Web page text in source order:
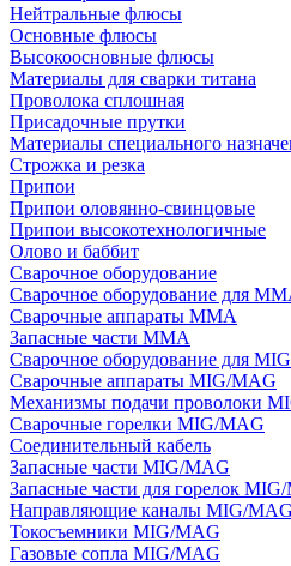
Нейтральные флюсы
Основные флюсы
Высокоосновные флюсы
Материалы для сварки титана
Проволока сплошная
Присадочные прутки
Материалы специального
Строжка и резка
Припои
Припои оловянно-свинцовые
Припои высокотехнологичные
Олово и баббит
Сварочное оборудование
Сварочное оборудование для
Сварочные аппараты MMA
Запасные части MMA
Сварочное оборудование для
Сварочные аппараты MIG/MAG
Механизмы подачи проволоки
Сварочные горелки MIG/MAG
Соединительный кабель
Запасные части MIG/MAG
Запасные части для горелок
Направляющие каналы MIG/MAG
Токосъемники MIG/MAG
Газовые сопла MIG/MAG